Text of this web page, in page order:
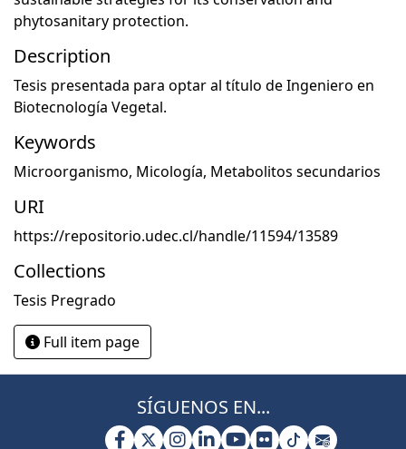
phytosanitary protection.
Description
Tesis presentada para optar al título de Ingeniero en
Biotecnología Vegetal.
Keywords
Microorganismo, Micología, Metabolitos secundarios
URI
https://repositorio.udec.cl/handle/11594/13589
Collections
Tesis Pregrado
Full item page
SÍGUENOS EN...